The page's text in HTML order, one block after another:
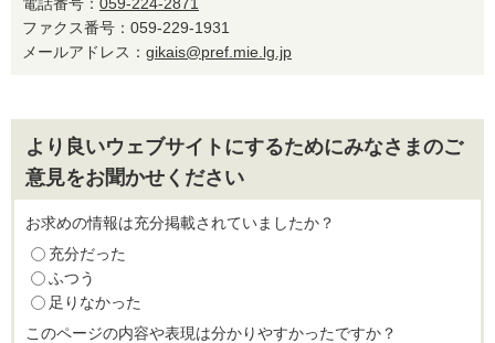
ファクス番号：059-229-1931
メールアドレス： gikais@pref.mie.lg.jp
より良いウェブサイトにするためにみなさまのご
意見をお聞かせください
お求めの情報は充分掲載されていましたか？
充分だった
ふつう
足りなかった
このページの内容や表現は分かりやすかったですか？